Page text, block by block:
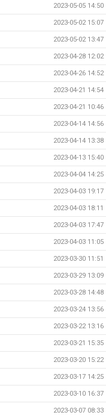
2023-05-05 14:50
2023-05-02 15:07
2023-05-02 13:47
2023-04-28 12:02
2023-04-26 14:52
2023-04-21 14:54
2023-04-21 10:46
2023-04-14 14:56
2023-04-14 13:38
2023-04-13 15:40
2023-04-04 14:25
2023-04-03 19:17
2023-04-03 18:11
2023-04-03 17:47
2023-04-03 11:05
2023-03-30 11:51
2023-03-29 13:09
2023-03-28 14:48
2023-03-24 13:56
2023-03-22 13:16
2023-03-21 15:35
2023-03-20 15:22
2023-03-17 14:25
2023-03-10 16:37
2023-03-07 08:33